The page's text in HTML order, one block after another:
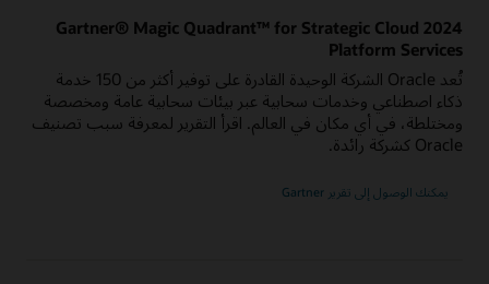
2024 Gartner® Magic Quadrant™ for Strategic Cloud
Platform Services
تُعد Oracle الشركة الوحيدة القادرة على توفير أكثر من 150 خدمة
ذكاء اصطناعي وخدمات سحابية عبر بيئات سحابية عامة ومخصصة
ومختلطة، في أي مكان في العالم. اقرأ التقرير لمعرفة سبب تصنيف
Oracle كشركة رائدة.
يمكنك الوصول إلى تقرير Gartner2024